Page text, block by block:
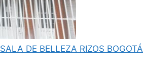
SALA DE BELLEZA RIZOS BOGOTÁ